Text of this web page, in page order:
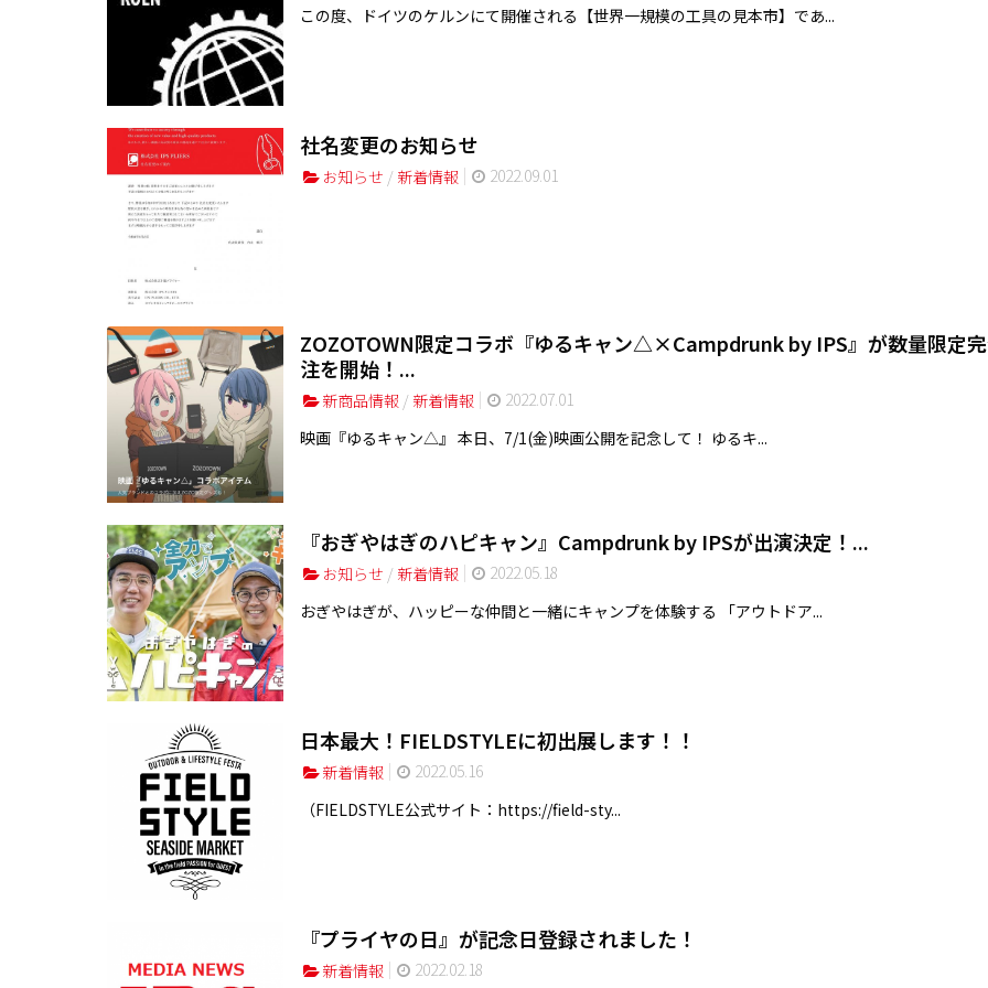
この度、ドイツのケルンにて開催される【世界一規模の工具の見本市】であ...
社名変更のお知らせ
お知らせ / 新着情報 2022.09.01
ZOZOTOWN限定コラボ『ゆるキャン△×Campdrunk by IPS』が数量限定
注を開始！...
新商品情報 / 新着情報
2022.07.01
映画『ゆるキャン△』 本日、7/1(金)映画公開を記念して！ ゆるキ...
『おぎやはぎのハピキャン』Campdrunk by IPSが出演決定！...
お知らせ / 新着情報
2022.05.18
おぎやはぎが、ハッピーな仲間と一緒にキャンプを体験する 「アウトドア...
日本最大！FIELDSTYLEに初出展します！！
新着情報
2022.05.16
（FIELDSTYLE公式サイト：https://field-sty...
『プライヤの日』が記念日登録されました！
新着情報 2022.02.18